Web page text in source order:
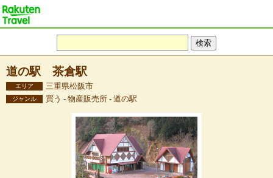
道の駅 茶倉駅
エリア 三重県松阪市
ジャンル 買う - 物産販売所 - 道の駅